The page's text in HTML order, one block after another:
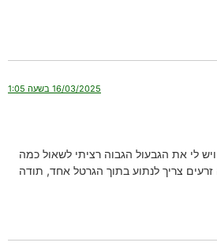
16/03/2025 בשעה 1:05
לי את הגבעול הגבוה רציתי לשאול כמה
זרעים צריך לנתוע בתוך הגרטל אחד, תודה